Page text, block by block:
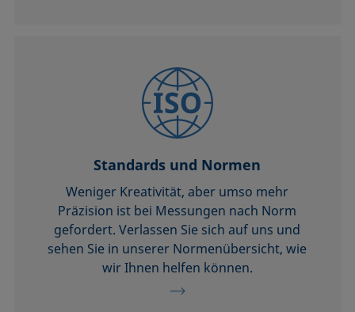
Standards und Normen
Weniger Kreativität, aber umso mehr
Präzision ist bei Messungen nach Norm
gefordert. Verlassen Sie sich auf uns und
sehen Sie in unserer Normenübersicht, wie
wir Ihnen helfen können.